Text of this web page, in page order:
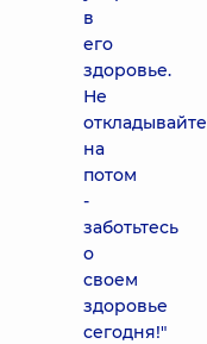
в
его
здоровье.
Не
откладывайте
на
потом
-
заботьтесь
о
своем
здоровье
сегодня!"